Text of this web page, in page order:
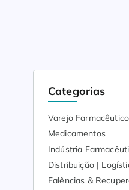
Categorias
Varejo Farmacêutico
Medicamentos
Indústria
Distribuição |
Falências &